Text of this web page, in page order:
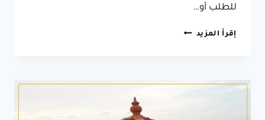
للطلب أو…
إقرأ المزيد مقاول